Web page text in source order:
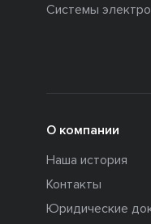
Системы
О компании
Наша история
Контакты
Юридические